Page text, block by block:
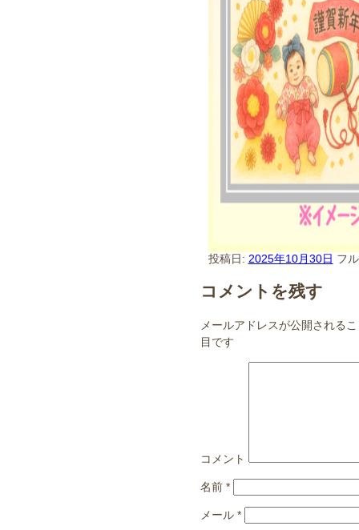
投稿日: 2025年10月30日 フ
コメントを残す
メールアドレスが公開される
目です
コメント
名前 *
メール *